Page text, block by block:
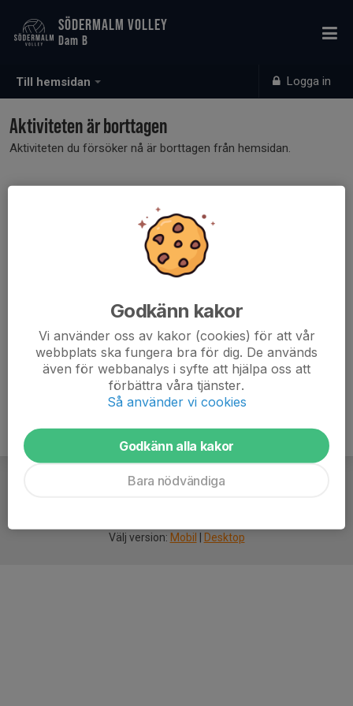
Till hemsidan Logga in
SÖDERMALM VOLLEY
Dam B
Aktiviteten är borttagen
Aktiviteten du försöker nå är borttagen från hemsidan.
Välj version: Mobil Desktop
Godkänn kakor
Vi använder oss av kakor (cookies) för att vår
webbplats ska fungera bra för dig. De används
även för webbanalys i syfte att hjälpa oss att
förbättra våra tjänster.
Så använder vi cookies
Godkänn alla kakor
Bara nödvändiga